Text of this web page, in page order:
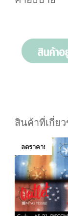
สินค้าที่เกี่ย
ลดราคา!